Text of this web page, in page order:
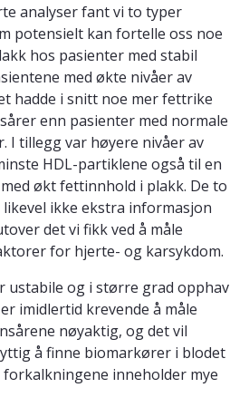
analyser fant vi to typer
potensielt kan fortelle oss noe
hos pasienter med stabil
med økte nivåer av
hadde i snitt noe mer fettrike
enn pasienter med normale
I tillegg var høyere nivåer av
HDL-partiklene også til en
økt fettinnhold i plakk. De to
ikke ekstra informasjon
det vi fikk ved å måle
for hjerte- og karsykdom.
ustabile og i større grad opphav
imidlertid krevende å måle
nøyaktig, og det vil
å finne biomarkører i blodet
inneholder mye